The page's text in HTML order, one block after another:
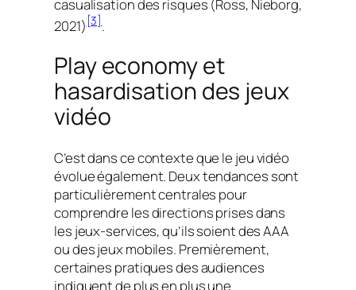
casualisation des risques (Ross, Nieborg,
2021)[3].
Play economy et
hasardisation des jeux
vidéo
C’est dans ce contexte que le jeu vidéo
évolue également. Deux tendances sont
particulièrement centrales pour
comprendre les directions prises dans
les jeux-services, qu’ils soient des AAA
ou des jeux mobiles. Premièrement,
certaines pratiques des audiences
indiquent de plus en plus une